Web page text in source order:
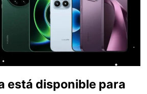
está disponible para